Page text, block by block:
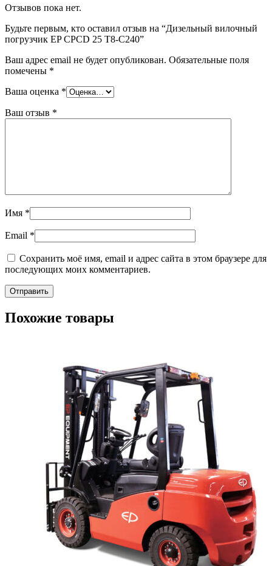
Отзывов пока нет.
Будьте первым, кто оставил отзыв на “Дизельный вилочный
погрузчик EP CPCD 25 T8-C240”
Ваш адрес email не будет опубликован. Обязательные поля
помечены *
Ваша оценка *
Ваш отзыв *
Имя *
Email *
Сохранить моё имя, email и адрес сайта в этом браузере для
последующих моих комментариев.
Похожие товары